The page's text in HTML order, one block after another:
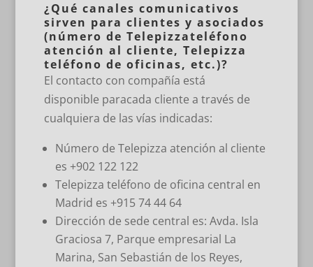
¿Qué canales comunicativos
sirven para clientes y asociados
(número de Telepizzateléfono
atención al cliente, Telepizza
teléfono de oficinas, etc.)?
El contacto con compañía está
disponible paracada cliente a través de
cualquiera de las vías indicadas:
Número de Telepizza atención al cliente
es +902 122 122
Telepizza teléfono de oficina central en
Madrid es +915 74 44 64
Dirección de sede central es: Avda. Isla
Graciosa 7, Parque empresarial La
Marina, San Sebastián de los Reyes,